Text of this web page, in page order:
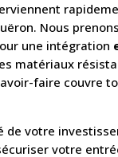
Nous
une intégration
matériaux
faire couvre
de votre
votre